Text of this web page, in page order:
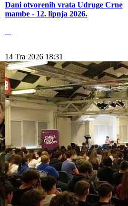
Dani otvorenih vrata Udruge Crne
mambe - 12. lipnja 2026.
14 Tra 2026 18:31